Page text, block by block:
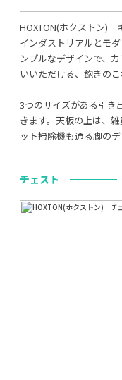
HOXTON(ホクストン)
インダストリアルとモ
ンプルなデザインで、
いいただける、飽きのこ
3つのサイズがある引き
きます。天板の上は、
ット掃除機も通る脚の
チェスト